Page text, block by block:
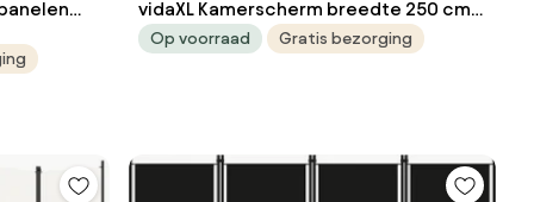
vidaXL Kamerscherm breedte 250 cm
hoogte 165 cm bamboe natuurlijk
Op voorraad Gratis bezorging